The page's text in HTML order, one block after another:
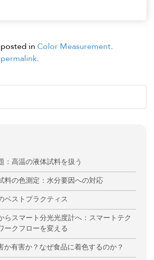
in Color Measurement.
permalink.
：高温の液体試料を扱う
料の色測定：水分要因への対応
ベストプラクティス
らスマート分光光度計へ：スマートテク
ークフローを変える
か有害か？なぜ食品に着色するのか？